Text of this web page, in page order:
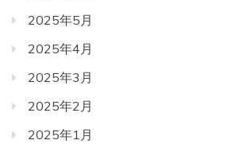
2025年5月
2025年4月
2025年3月
2025年2月
2025年1月